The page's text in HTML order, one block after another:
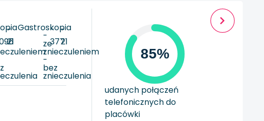
-
21
Gastroskopia
-
ze
znieczuleniem
-
bez
znieczulenia
-
377
-
21
85%
udanych połączeń
telefonicznych do
placówki